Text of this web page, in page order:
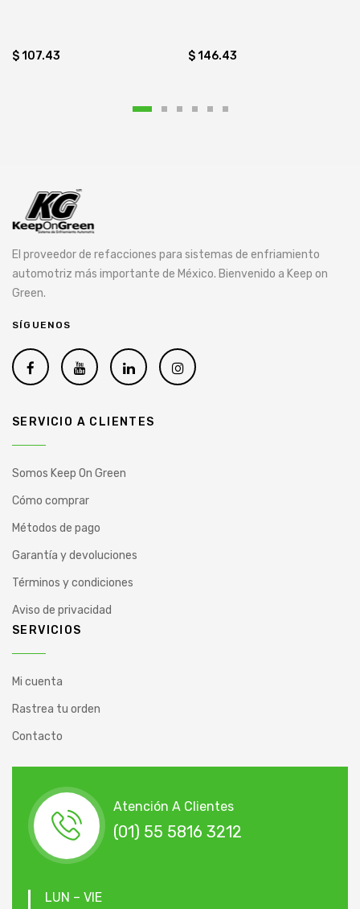
$ 107.43 $ 146.43
El proveedor de refacciones para sistemas de enfriamiento
automotriz más importante de México. Bienvenido a Keep on
Green.
SÍGUENOS
SERVICIO A CLIENTES
Somos Keep On Green
Cómo comprar
Métodos de pago
Garantía y devoluciones
Términos y condiciones
Aviso de privacidad
SERVICIOS
Mi cuenta
Rastrea tu orden
Contacto
Atención A Clientes
(01) 55 5816 3212
LUN – VIE